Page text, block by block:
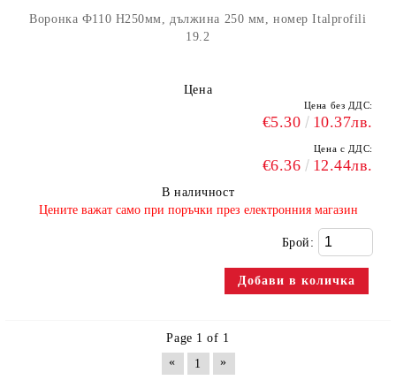
Воронка Ф110 H250мм, дължина 250 мм, номер Italprofili
19.2
Цена
Цена без ДДС:
€5.30 10.37лв.
Цена с ДДС:
€6.36 12.44лв.
В наличност
​Цените важат само при поръчки през електронния магазин
Брой:
Page 1 of 1
«
1 »